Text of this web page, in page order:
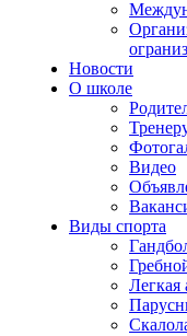
Новости
О школе
Видео
Виды спорта
Легкая